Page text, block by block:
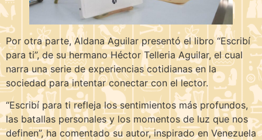
Por otra parte, Aldana Aguilar presentó el libro “Escribí
para ti”, de su hermano Héctor Telleria Aguilar, el cual
narra una serie de experiencias cotidianas en la
sociedad para intentar conectar con el lector.
“Escribí para ti refleja los sentimientos más profundos,
las batallas personales y los momentos de luz que nos
definen”, ha comentado su autor, inspirado en Venezuela